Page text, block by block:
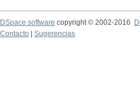
DSpace software copyright © 2002-2016
Contacto
Sugerencias